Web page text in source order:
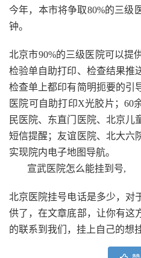
今年，本市将争取80%的三级
钟。
北京市90%的三级医院可以提
检验单自助打印、检查结果推
检查单上都印有简明扼要的引
医院可自助打印X光胶片；60
民医院、东直门医院、北京儿
短信提醒；友谊医院、北大六
实现院内电子地图导航。
宣武医院怎么能挂到号,
北京医院挂号电话是多少，对
供了，在文章底部，让你有这
的联系到我们，挂上自己的想